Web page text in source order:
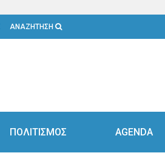
ΑΝΑΖΗΤΗΣΗ
ΠΟΛΙΤΙΣΜΟΣ AGENDA